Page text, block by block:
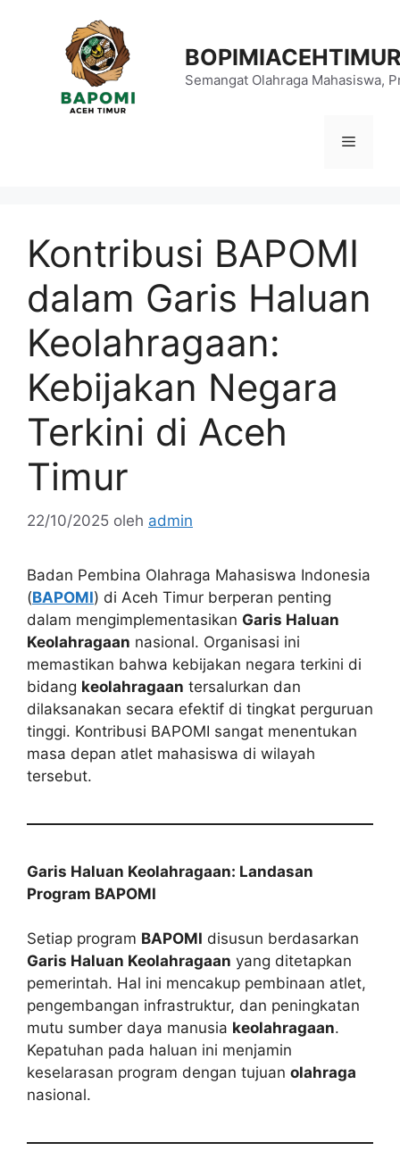
BOPIMIACEHTIMUR
Semangat Olahraga Mahasiswa,
Menu
Kontribusi BAPOMI
dalam Garis Haluan
Keolahragaan:
Kebijakan Negara
Terkini di Aceh
Timur
22/10/2025 oleh admin
Badan Pembina Olahraga Mahasiswa Indonesia
(BAPOMI) di Aceh Timur berperan penting
dalam mengimplementasikan Garis Haluan
Keolahragaan nasional. Organisasi ini
memastikan bahwa kebijakan negara terkini di
bidang keolahragaan tersalurkan dan
dilaksanakan secara efektif di tingkat perguruan
tinggi. Kontribusi BAPOMI sangat menentukan
masa depan atlet mahasiswa di wilayah
tersebut.
Garis Haluan Keolahragaan: Landasan
Program BAPOMI
Setiap program BAPOMI disusun berdasarkan
Garis Haluan Keolahragaan yang ditetapkan
pemerintah. Hal ini mencakup pembinaan atlet,
pengembangan infrastruktur, dan peningkatan
mutu sumber daya manusia keolahragaan.
Kepatuhan pada haluan ini menjamin
keselarasan program dengan tujuan olahraga
nasional.